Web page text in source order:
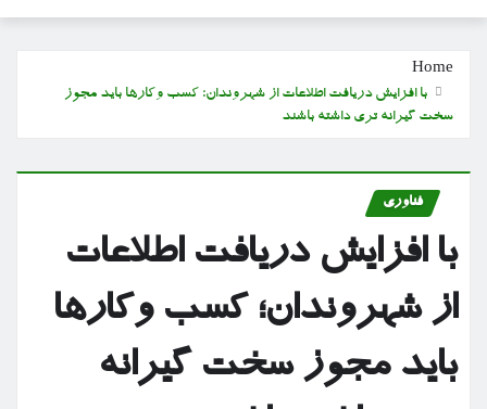
Home
با افزایش دریافت اطلاعات از شهروندان؛ کسب وکارها باید مجوز
سخت گیرانه تری داشته باشند
فناوری
با افزایش دریافت اطلاعات
از شهروندان؛ کسب وکارها
باید مجوز سخت گیرانه